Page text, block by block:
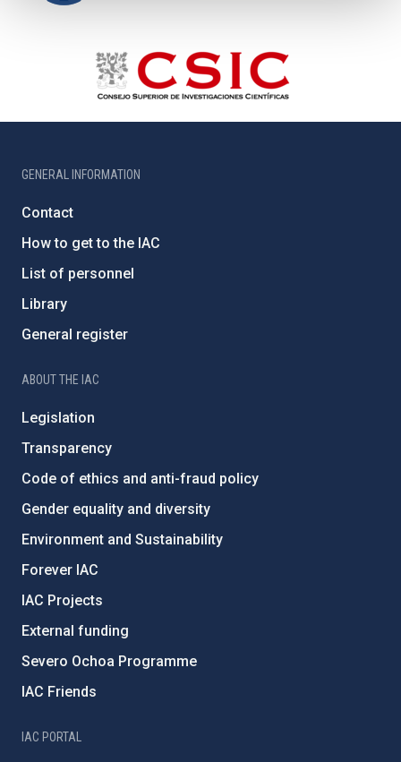
GENERAL INFORMATION
Contact
How to get to the IAC
List of personnel
Library
General register
ABOUT THE IAC
Legislation
Transparency
Code of ethics and anti-fraud policy
Gender equality and diversity
Environment and Sustainability
Forever IAC
IAC Projects
External funding
Severo Ochoa Programme
IAC Friends
IAC PORTAL